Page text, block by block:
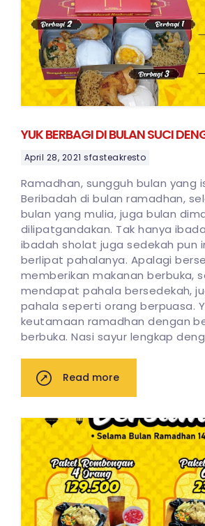
YUK BERBAGI DI BULAN SUCI
AJA!!!
April 28, 2021 sfasteakresto
Ramadhan, sungguh bulan yang
Beribadah di bulan ramadhan,
bulan yang mulia, juga bulan
dilipatgandakan. Tak hanya
ibadah sholat juga sedekah pun
berlipat pahalanya. Apalagi
memberikan makanan berbuka,
mendapat pahala bersedekah,
pahala seperti orang berpuasa.
keutamaan ramadhan dengan
berbuka. Nasi sayur lengkap
Read more